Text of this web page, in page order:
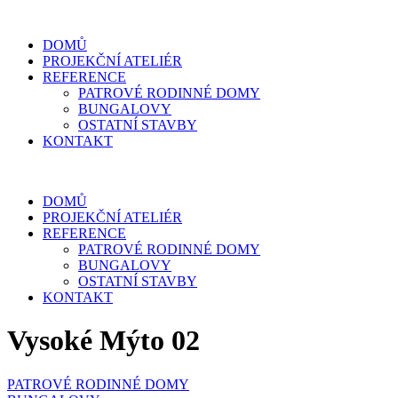
DOMŮ
PROJEKČNÍ ATELIÉR
REFERENCE
PATROVÉ RODINNÉ DOMY
BUNGALOVY
OSTATNÍ STAVBY
KONTAKT
DOMŮ
PROJEKČNÍ ATELIÉR
REFERENCE
PATROVÉ RODINNÉ DOMY
BUNGALOVY
OSTATNÍ STAVBY
KONTAKT
Vysoké Mýto 02
PATROVÉ RODINNÉ DOMY